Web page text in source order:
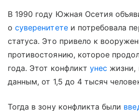
В 1990 году Южная Осетия
осуверенитетеи потребовала
статуса. Это привело к
противостоянию, которое
года. Этот конфликт унес жизни,
данным, от 1,5 до 4 тысяч
Тогда в зону конфликта были